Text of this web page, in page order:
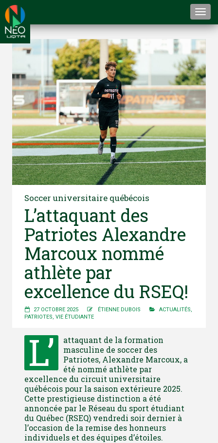
Soccer universitaire québécois
L’attaquant des
Patriotes Alexandre
Marcoux nommé
athlète par
excellence du RSEQ!
27 OCTOBRE 2025 ÉTIENNE DUBOIS ACTUALITÉS
PATRIOTES VIE ÉTUDIANTE
L’
attaquant de la formation
masculine de soccer des
Patriotes, Alexandre Marcoux, a
été nommé athlète par
excellence du circuit universitaire
québécois pour la saison extérieure 2025.
Cette prestigieuse distinction a été
annoncée par le Réseau du sport étudiant
du Québec (RSEQ) vendredi soir dernier à
l’occasion de la remise des honneurs
individuels et des équipes d’étoiles.